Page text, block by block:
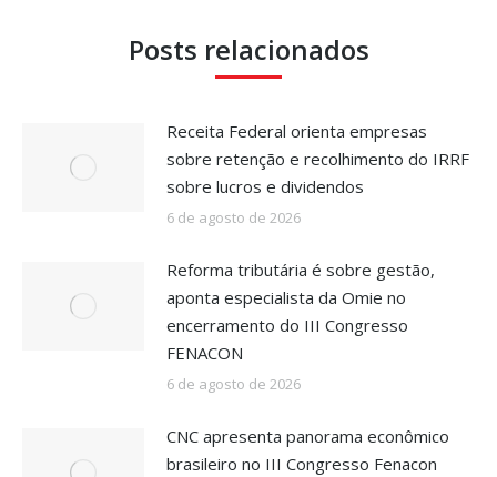
Posts relacionados
Receita Federal orienta empresas
sobre retenção e recolhimento do IRRF
sobre lucros e dividendos
6 de agosto de 2026
Reforma tributária é sobre gestão,
aponta especialista da Omie no
encerramento do III Congresso
FENACON
6 de agosto de 2026
CNC apresenta panorama econômico
brasileiro no III Congresso Fenacon